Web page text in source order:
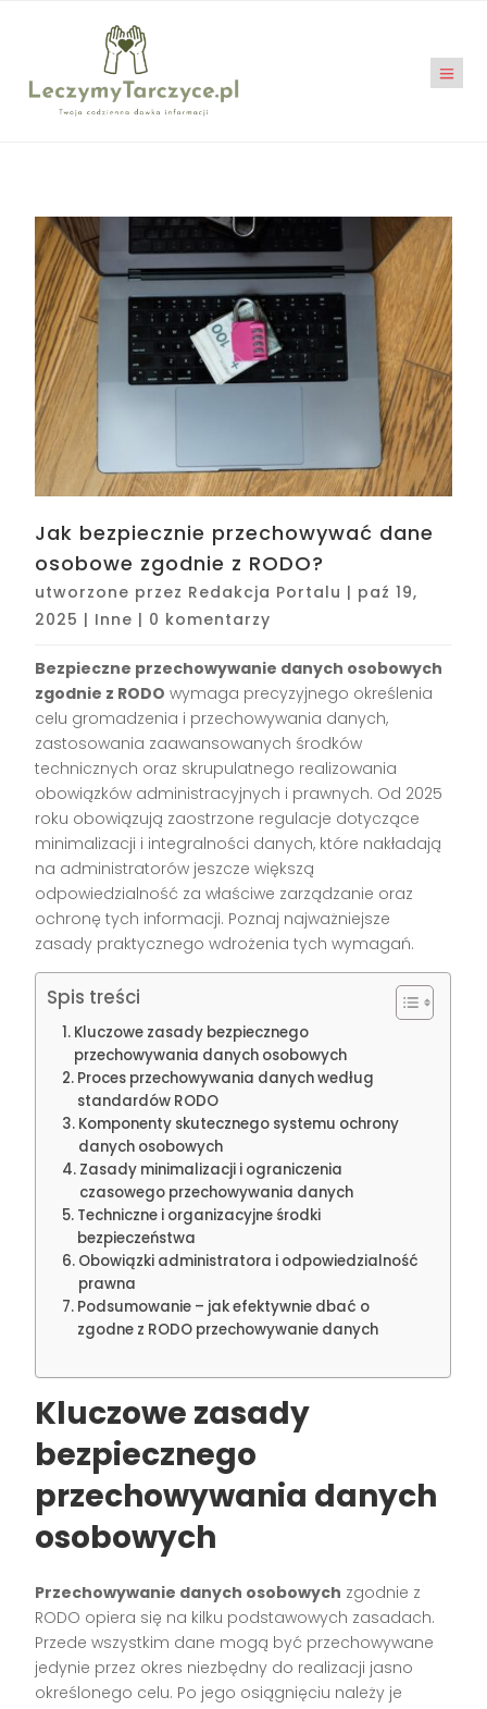
Jak bezpiecznie przechowywać dane
osobowe zgodnie z RODO?
utworzone przez Redakcja Portalu | paź 19,
2025 | Inne | 0 komentarzy
Bezpieczne przechowywanie danych osobowych
zgodnie z RODO wymaga precyzyjnego określenia
celu gromadzenia i przechowywania danych,
zastosowania zaawansowanych środków
technicznych oraz skrupulatnego realizowania
obowiązków administracyjnych i prawnych. Od 2025
roku obowiązują zaostrzone regulacje dotyczące
minimalizacji i integralności danych, które nakładają
na administratorów jeszcze większą
odpowiedzialność za właściwe zarządzanie oraz
ochronę tych informacji. Poznaj najważniejsze
zasady praktycznego wdrożenia tych wymagań.
Spis treści
Kluczowe zasady bezpiecznego
przechowywania danych osobowych
Proces przechowywania danych według
standardów RODO
Komponenty skutecznego systemu ochrony
danych osobowych
Zasady minimalizacji i ograniczenia
czasowego przechowywania danych
Techniczne i organizacyjne środki
bezpieczeństwa
Obowiązki administratora i odpowiedzialność
prawna
Podsumowanie – jak efektywnie dbać o
zgodne z RODO przechowywanie danych
Kluczowe zasady
bezpiecznego
przechowywania danych
osobowych
Przechowywanie danych osobowych zgodnie z
RODO opiera się na kilku podstawowych zasadach.
Przede wszystkim dane mogą być przechowywane
jedynie przez okres niezbędny do realizacji jasno
określonego celu. Po jego osiągnięciu należy je